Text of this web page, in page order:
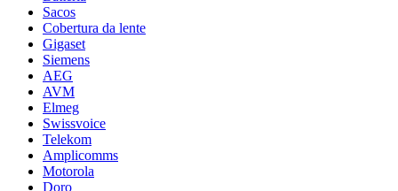
Sacos
Cobertura da lente
Gigaset
Siemens
AEG
AVM
Elmeg
Swissvoice
Telekom
Amplicomms
Motorola
Doro